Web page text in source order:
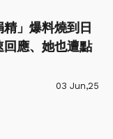
」爆料燒到日
應、她也遭點
03 Jun,25